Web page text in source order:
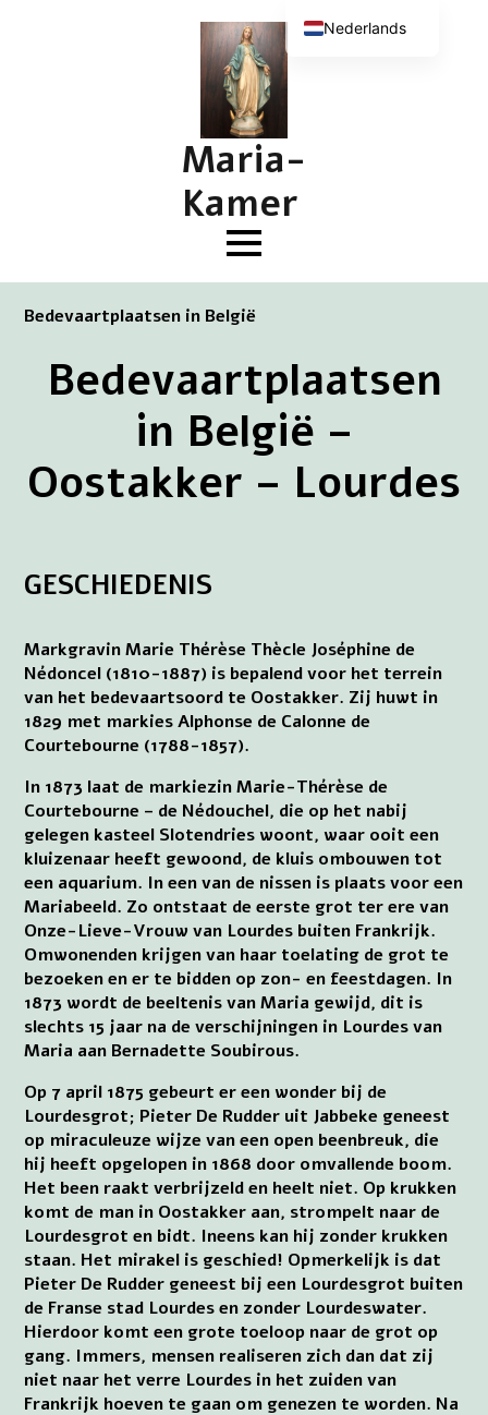
Maria-
Kamer
Bedevaartplaatsen in België
Bedevaartplaatsen
in België –
Oostakker – Lourdes
GESCHIEDENIS
Markgravin Marie Thérèse Thècle Joséphine de
Nédoncel (1810-1887) is bepalend voor het terrein
van het bedevaartsoord te Oostakker. Zij huwt in
1829 met markies Alphonse de Calonne de
Courtebourne (1788-1857).
In 1873 laat de markiezin Marie-Thérèse de
Courtebourne – de Nédouchel, die op het nabij
gelegen kasteel Slotendries woont, waar ooit een
kluizenaar heeft gewoond, de kluis ombouwen tot
een aquarium. In een van de nissen is plaats voor een
Mariabeeld. Zo ontstaat de eerste grot ter ere van
Onze-Lieve-Vrouw van Lourdes buiten Frankrijk.
Omwonenden krijgen van haar toelating de grot te
bezoeken en er te bidden op zon- en feestdagen. In
1873 wordt de beeltenis van Maria gewijd, dit is
slechts 15 jaar na de verschijningen in Lourdes van
Maria aan Bernadette Soubirous.
Op 7 april 1875 gebeurt er een wonder bij de
Lourdesgrot; Pieter De Rudder uit Jabbeke geneest
op miraculeuze wijze van een open beenbreuk, die
hij heeft opgelopen in 1868 door omvallende boom.
Het been raakt verbrijzeld en heelt niet. Op krukken
komt de man in Oostakker aan, strompelt naar de
Lourdesgrot en bidt. Ineens kan hij zonder krukken
staan. Het mirakel is geschied! Opmerkelijk is dat
Pieter De Rudder geneest bij een Lourdesgrot buiten
de Franse stad Lourdes en zonder Lourdeswater.
Hierdoor komt een grote toeloop naar de grot op
gang. Immers, mensen realiseren zich dan dat zij
niet naar het verre Lourdes in het zuiden van
Frankrijk hoeven te gaan om genezen te worden. Na
Nederlands